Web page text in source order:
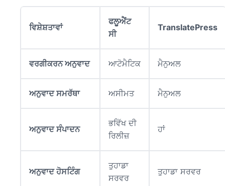
ਵਿਸ਼ੇਸ਼ਤਾਵਾਂ
ਫਲੂਐਂਟ
ਸੀ
TranslatePress
ਵਰਗੀਕਰਨ ਅਨੁਵਾਦ ਆਟੋਮੈਟਿਕ ਮੈਨੁਅਲ
ਅਨੁਵਾਦ ਸਮਰੱਥਾ ਅਸੀਮਤ ਮੈਨੁਅਲ
ਅਨੁਵਾਦ ਸੰਪਾਦਨ
ਭਵਿੱਖ ਦੀ
ਰਿਲੀਜ਼
ਹਾਂ
ਅਨੁਵਾਦ ਹੋਸਟਿੰਗ
ਤੁਹਾਡਾ
ਸਰਵਰ
ਤੁਹਾਡਾ ਸਰਵਰ